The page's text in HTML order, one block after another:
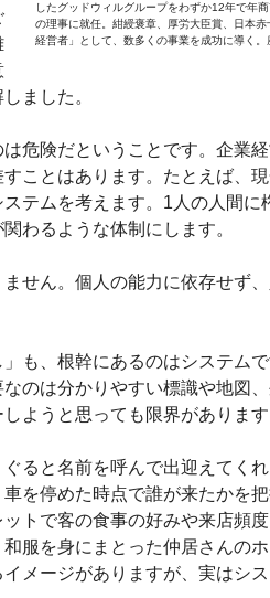
したグッドウィルグループをわずか12年で年
の理事に就任。紺綬褒章、厚労大臣賞、日本
経営者」として、数多くの事業を成功に導く。
ました。
危険だということです。企業
ことはあります。たとえば、
テムを考えます。1人の人間に
わるような体制にします。
せん。個人の能力に依存せず
も、根幹にあるのはシステム
のは分かりやすい標識や地図
ようと思っても限界がありま
ると名前を呼んで出迎えてく
を停めた時点で誰が来たかを把
トで客の食事の好みや来店頻
服を身にまとった仲居さんのホ
メージがありますが、実はシ